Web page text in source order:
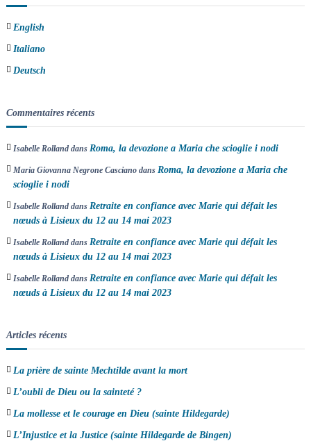
e
l
’
r
t
c
e
English
Italiano
Deutsch
Commentaires récents
Isabelle Rollanddans Roma, la devozione a Maria che scioglie i nodi
Maria Giovanna Negrone Cascianodans Roma, la devozione a Maria che
scioglie i nodi
Isabelle Rollanddans Retraite en confiance avec Marie qui défait les
nœuds à Lisieux du 12 au 14 mai 2023
Isabelle Rollanddans Retraite en confiance avec Marie qui défait les
nœuds à Lisieux du 12 au 14 mai 2023
Isabelle Rollanddans Retraite en confiance avec Marie qui défait les
nœuds à Lisieux du 12 au 14 mai 2023
Articles récents
La prière de sainte Mechtilde avant la mort
L’oubli de Dieu ou la sainteté ?
La mollesse et le courage en Dieu (sainte Hildegarde)
L’Injustice et la Justice (sainte Hildegarde de Bingen)